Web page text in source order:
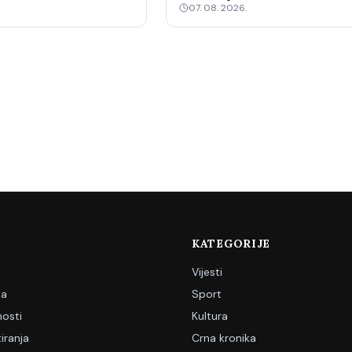
07. 08. 2026.
KATEGORIJE
Vijesti
Sport
Kultura
Crna kronika